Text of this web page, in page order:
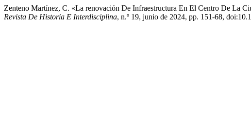
Zenteno Martínez, C. «La renovación De Infraestructura En El Centro De La
Revista De Historia E Interdisciplina, n.º 19, junio de 2024, pp. 151-68,